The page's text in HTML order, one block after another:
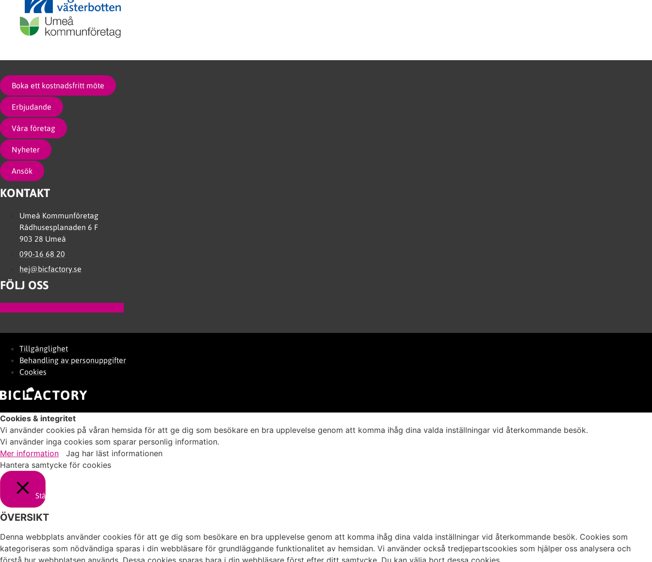
Boka ett kostnadsfritt möte
Erbjudande
Våra företag
Nyheter
Ansök
KONTAKT
Umeå Kommunföretag
Rådhusesplanaden 6 F
903 28 Umeå
090-16 68 20
hej@bicfactory.se
FÖLJ OSS
Tillgänglighet
Behandling av personuppgifter
Cookies
Cookies & integritet
Vi använder cookies på våran hemsida för att ge dig som besökare en bra upplevelse genom att komma ihåg dina valda inställningar vid återkommande besök.
Vi använder inga cookies som sparar personlig information.
Mer information
Jag har läst informationen
Hantera samtycke för cookies
Stäng
ÖVERSIKT
Denna webbplats använder cookies för att ge dig som besökare en bra upplevelse genom att komma ihåg dina valda inställningar vid återkommande besök. Cookies som
kategoriseras som nödvändiga sparas i din webbläsare för grundläggande funktionalitet av hemsidan. Vi använder också tredjepartscookies som hjälper oss analysera och